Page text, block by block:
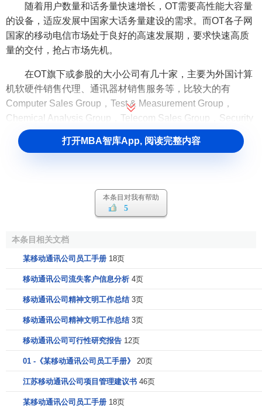
随着用户数量和话务量快速增长，OT需要高性能大容量
的设备，适应发展中国家大话务量建设的需求。而OT各子网
国家的移动电信市场处于良好的高速发展期，要求快速高质
量的交付，抢占市场先机。
在OT旗下或参股的大小公司有几十家，主要为外国计算
机软硬件销售代理、通讯器材销售服务等，比较大的有
Computer Sales Group，Test & Measurement Group，
Chemical Analysis Group，Telecom Sales Group，Security
Systems Group，Customer Service & SupportGroup，及
MobiNil，Menatel，Oras.Com Distribution，Intouch
Communications Network，Open Soft等公司。
Orascom Telecom战略联盟和记电讯
（简称和黄）达成一项全球性的
Telecom成为和记的股东。
协议的内容包括，Orascom Telecom收购和记电讯价值
101亿元港币的19.3%股权，相当于每股和记电讯股份11元港
理权限，并委任Naguib Sawaris及Aldo Mareuse进入和记电
讯董事会。
Orascom Telecom与和记电讯都是成功的跨国电信运营
商，在很多人口多、电信服务渗透率偏低的国家提供移动电
打开MBA智库App, 阅读完整内容
本条目对我有帮助
5
本条目相关文档
某移动通讯公司员工手册 18页
移动通讯公司流失客户信息分析 4页
移动通讯公司精神文明工作总结 3页
移动通讯公司精神文明工作总结 3页
移动通讯公司可行性研究报告 12页
01 -《某移动通讯公司员工手册》 20页
江苏移动通讯公司项目管理建议书 46页
某移动通讯公司员工手册 18页